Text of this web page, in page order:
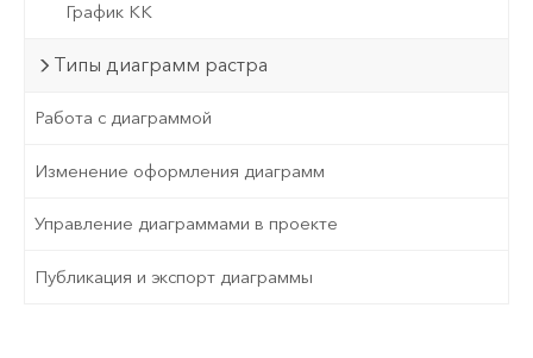
График КК
Типы диаграмм растра
Работа с диаграммой
Изменение оформления диаграмм
Управление диаграммами в проекте
Публикация и экспорт диаграммы